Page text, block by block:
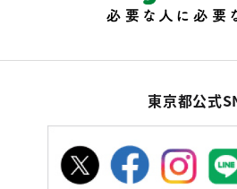
東京都公式